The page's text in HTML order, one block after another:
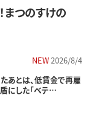
まつのすけの
NEW2026/8/4
あとは、低賃金で再雇
にした「ベテ…